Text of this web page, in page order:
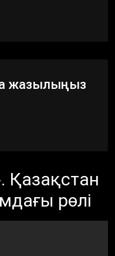
жазылыңыз
Қазақстан
рөлі